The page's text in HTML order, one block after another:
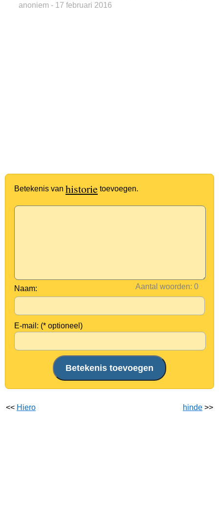
anoniem - 17 februari 2016
Betekenis van historie toevoegen.
Aantal woorden:
Naam:
E-mail: (* optioneel)
<< Hiero hinde >>